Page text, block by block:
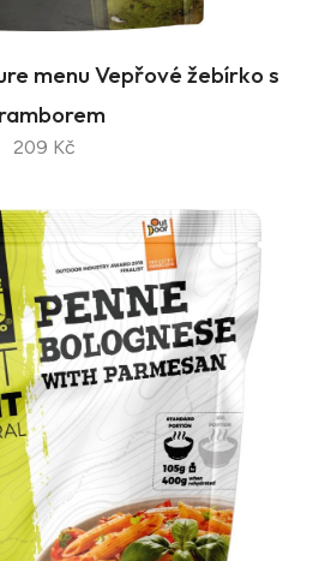
menu Vepřové žebírko s
209 Kč